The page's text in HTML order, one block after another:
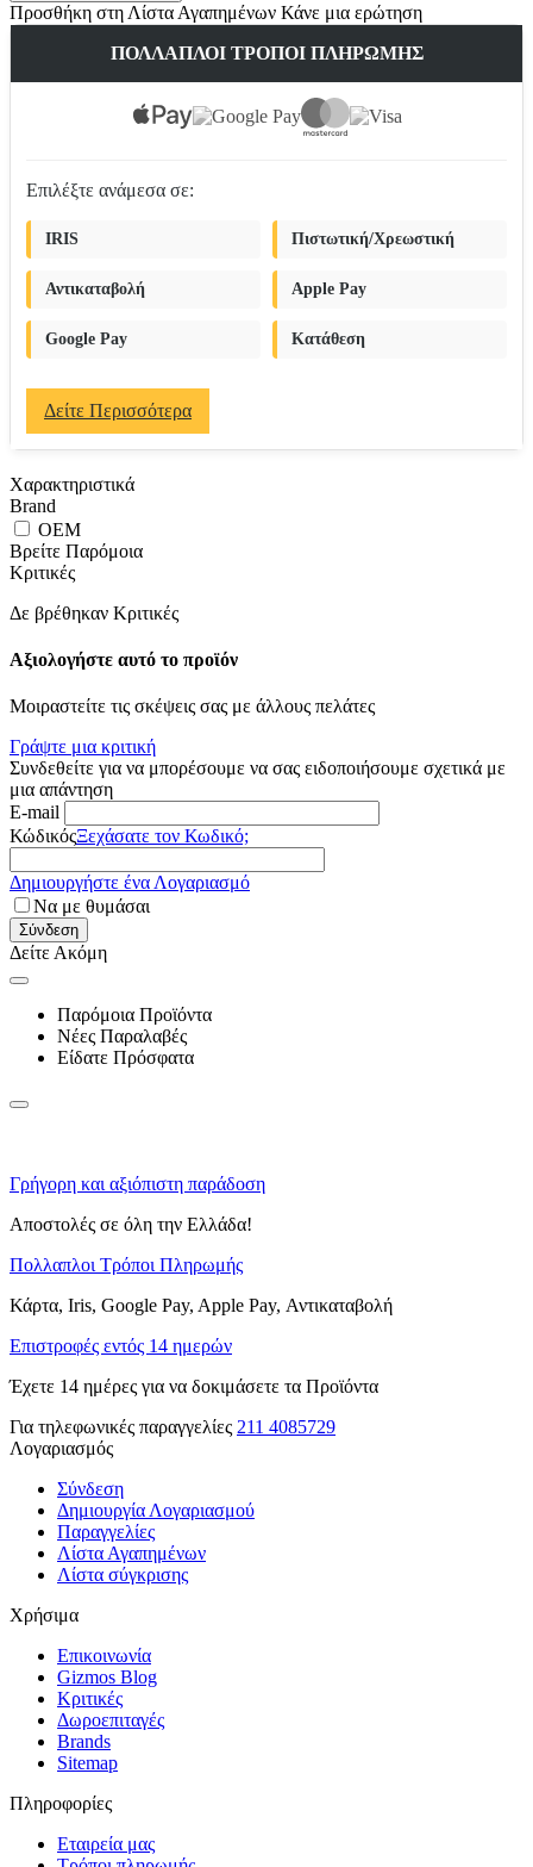
Προσθήκη στη Λίστα Αγαπημένων Κάνε μια ερώτηση
ΠΟΛΛΑΠΛΟΊ ΤΡΌΠΟΙ ΠΛΗΡΩΜΉΣ
Επιλέξτε ανάμεσα σε:
IRIS Πιστωτική/Χρεωστική
Αντικαταβολή Apple Pay
Google Pay Κατάθεση
Δείτε Περισσότερα
Χαρακτηριστικά
Brand
OEM
Βρείτε Παρόμοια
Κριτικές
Δε βρέθηκαν Κριτικές
Αξιολογήστε αυτό το προϊόν
Μοιραστείτε τις σκέψεις σας με άλλους πελάτες
Γράψτε μια κριτική
Συνδεθείτε για να μπορέσουμε να σας ειδοποιήσουμε σχετικά με
μια απάντηση
E-mail
ΚώδικόςΞεχάσατε τον Κωδικό;
Δημιουργήστε ένα Λογαριασμό
Να με θυμάσαι
Σύνδεση
Δείτε Ακόμη
Παρόμοια Προϊόντα
Νέες Παραλαβές
Είδατε Πρόσφατα
Γρήγορη και αξιόπιστη παράδοση
Αποστολές σε όλη την Ελλάδα!
Πολλαπλοι Τρόποι Πληρωμής
Κάρτα, Iris, Google Pay, Apple Pay, Αντικαταβολή
Επιστροφές εντός 14 ημερών
Έχετε 14 ημέρες για να δοκιμάσετε τα Προϊόντα
Για τηλεφωνικές παραγγελίες 211 4085729
Λογαριασμός
Σύνδεση
Δημιουργία Λογαριασμού
Παραγγελίες
Λίστα Αγαπημένων
Λίστα σύγκρισης
Χρήσιμα
Επικοινωνία
Gizmos Blog
Κριτικές
Δωροεπιταγές
Brands
Sitemap
Πληροφορίες
Εταιρεία μας